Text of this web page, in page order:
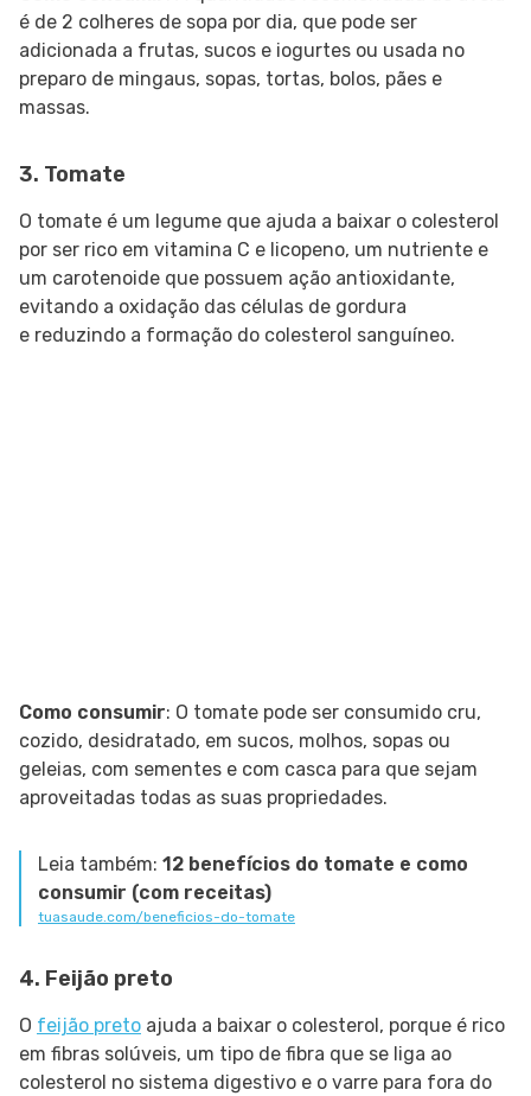
é de 2 colheres de sopa por dia, que pode ser
adicionada a frutas, sucos e iogurtes ou usada no
preparo de mingaus, sopas, tortas, bolos, pães e
massas.
3. Tomate
O tomate é um legume que ajuda a baixar o colesterol
por ser rico em vitamina C e licopeno, um nutriente e
um carotenoide que possuem ação antioxidante,
evitando a oxidação das células de gordura
e reduzindo a formação do colesterol sanguíneo.
Como consumir: O tomate pode ser consumido cru,
cozido, desidratado, em sucos, molhos, sopas ou
geleias, com sementes e com casca para que sejam
aproveitadas todas as suas propriedades.
Leia também: 12 benefícios do tomate e como
consumir (com receitas)
tuasaude.com/beneficios-do-tomate
4. Feijão preto
O feijão preto ajuda a baixar o colesterol, porque é rico
em fibras solúveis, um tipo de fibra que se liga ao
colesterol no sistema digestivo e o varre para fora do